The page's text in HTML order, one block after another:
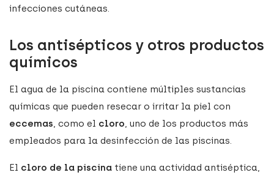
infecciones cutáneas.
Los antisépticos y otros productos
químicos
El agua de la piscina contiene múltiples sustancias
químicas que pueden resecar o irritar la piel con
eccemas, como el cloro, uno de los productos más
empleados para la desinfección de las piscinas.
El cloro de la piscina tiene una actividad antiséptica,